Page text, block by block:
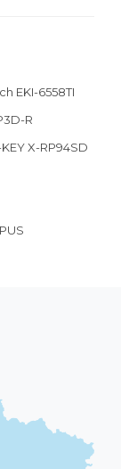
EKI-6558TI
R
X-RP94SD